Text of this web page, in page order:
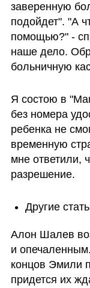
заверенную
подойдет". "А
помощью?" -
наше дело.
больничную
Я состою в
без номера
ребенка не
временную
мне ответили,
разрешение.
Другие
Алон Шалев
и
концов Эмили
придется их